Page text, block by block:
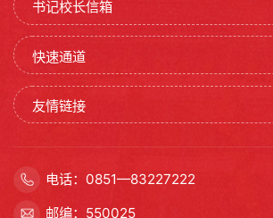
书记校长信箱
快速通道
友情链接
电话：0851—83227222
邮编：550025